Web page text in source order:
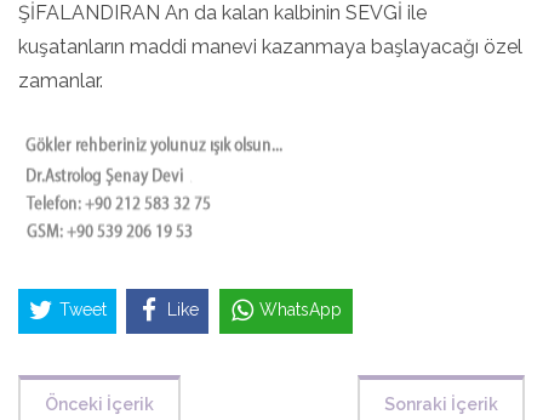
ŞİFALANDIRAN An da kalan kalbinin SEVGİ ile
kuşatanların maddi manevi kazanmaya başlayacağı özel
zamanlar.
Tweet Like WhatsApp
Önceki İçerik Sonraki İçerik